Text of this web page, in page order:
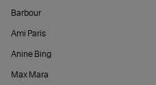
Barbour
Ami Paris
Anine Bing
Max Mara